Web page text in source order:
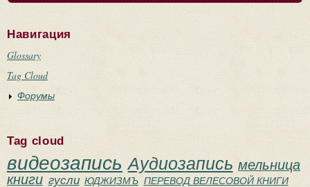
Навигация
Glossary
Tag Cloud
Форумы
Tag cloud
видеозапись Аудиозапись мельница
книги гусли ЮДЖИЗМЪ ПЕРЕВОД ВЕЛЕСОВОЙ КНИГИ